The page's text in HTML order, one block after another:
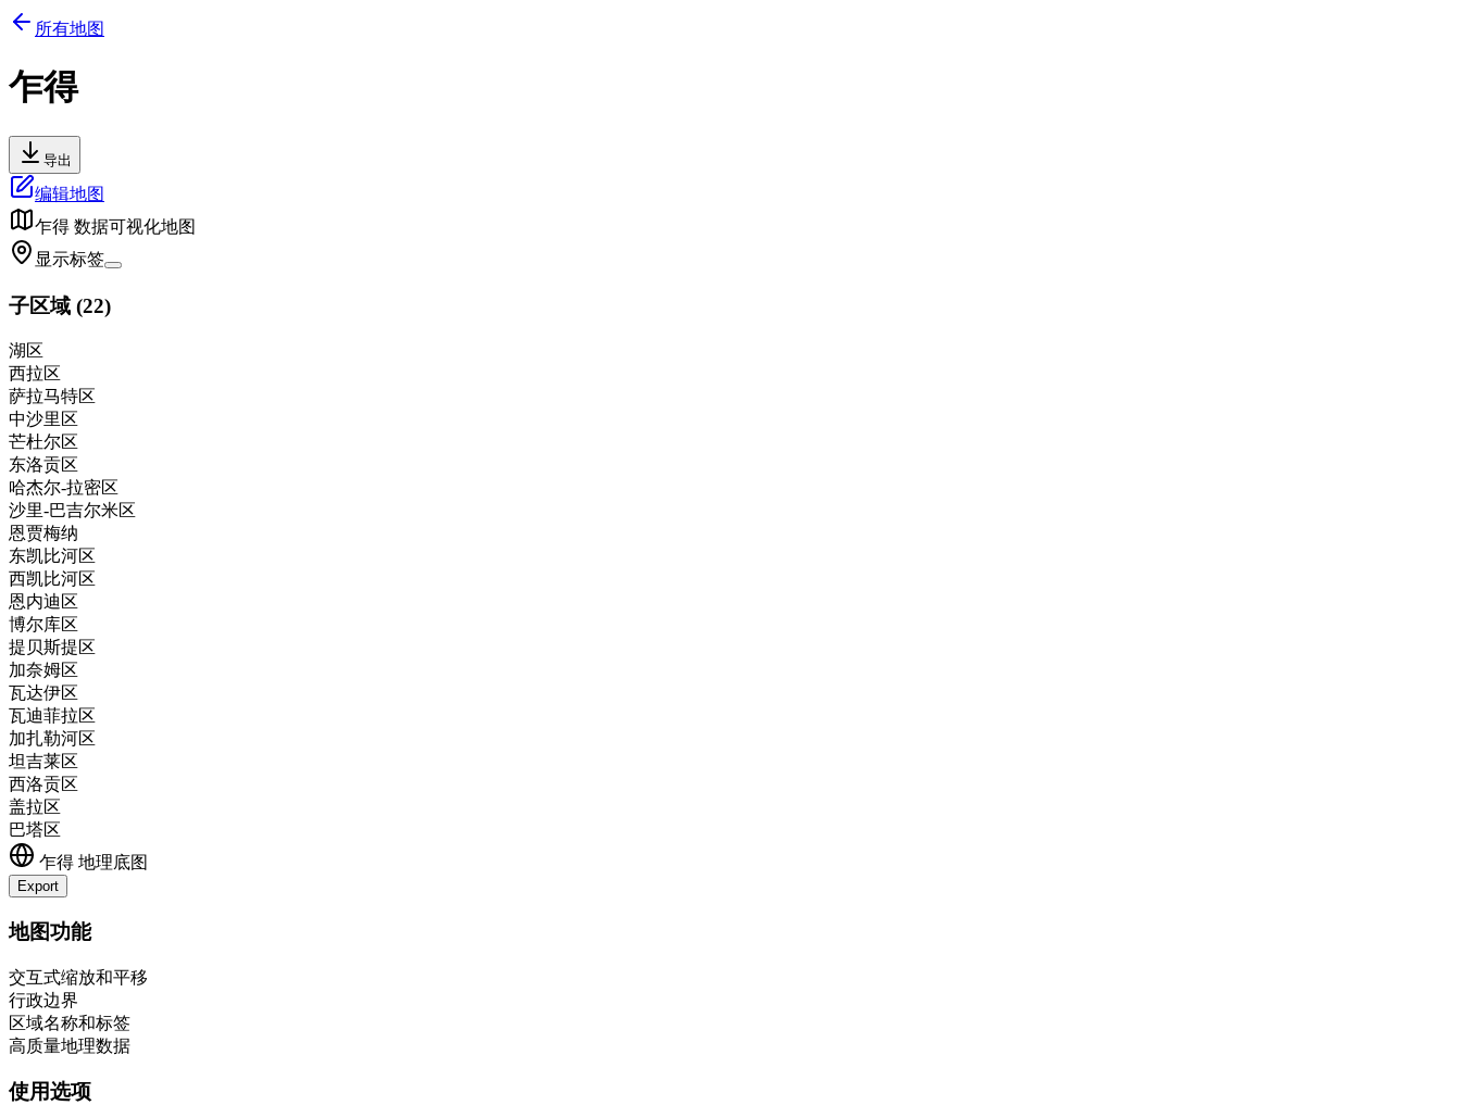
所有地图
乍得
导出
编辑地图
乍得 数据可视化地图
显示标签
子区域 (22)
湖区
西拉区
萨拉马特区
中沙里区
芒杜尔区
东洛贡区
哈杰尔-拉密区
沙里-巴吉尔米区
恩贾梅纳
东凯比河区
西凯比河区
恩内迪区
博尔库区
提贝斯提区
加奈姆区
瓦达伊区
瓦迪菲拉区
加扎勒河区
坦吉莱区
西洛贡区
盖拉区
巴塔区
乍得 地理底图
Export
+
地图功能
交互式缩放和平移
行政边界
区域名称和标签
高质量地理数据
使用选项